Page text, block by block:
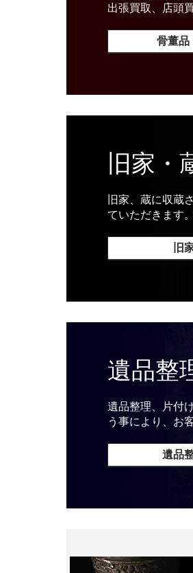
出張買取、店頭
骨董品
旧家・
旧家、蔵に収蔵
ていただきます
旧
遺品整
遺品整理、片付
う事により、お
遺品